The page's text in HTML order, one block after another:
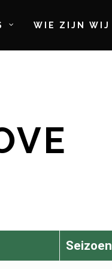
WIE ZIJN WIJ
Seizoen